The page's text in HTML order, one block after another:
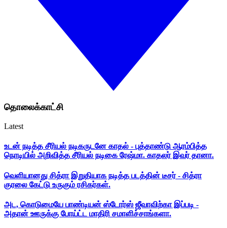
தொலைக்காட்சி
Latest
உடன் நடித்த சீரியல் நடிகருடனே காதல் - புத்தாண்டு ஆரம்பித்த
நொடியில் அறிவித்த சீரியல் நடிகை ரேஷ்மா. காதலர் இவர் தானா.
வெளியானது சித்ரா இறுதியாக நடித்த படத்தின் டீசர் - சித்ரா
குரலை கேட்டு உருகும் ரசிகர்கள்.
அட, கொடுமையே பாண்டியன் ஸ்டோர்ஸ் ஜீவாவிற்கா இப்படி -
அதான் ஊருக்கு போய்ட்ட மாதிரி சமாளிச்சாங்களா.